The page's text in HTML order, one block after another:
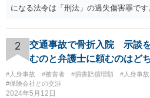
になる法令は「刑法」の過失傷害罪で
とは異なるものです。 今回の事故で、
たいということで、ご自身の怪我とお
害として、告訴状を警察に出したもの
手方については処罰されます。 他方で
怪我についての告訴については、相手方
とはできません。また、お子さんやご質
2
交通事故で骨折入院 示談
むのと弁護士に頼むのはど
#人身事故 #被害者 #損害賠償増額 #人身事故
#保険会社との交渉
2024年5月12日